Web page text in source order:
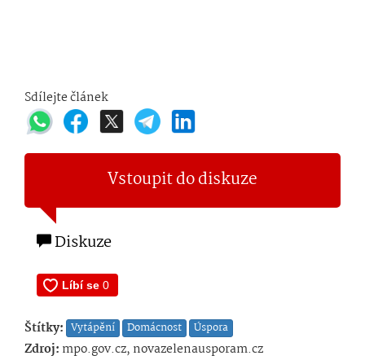
Sdílejte článek
Vstoupit do diskuze
Diskuze
Štítky: Vytápění Domácnost Úspora
Zdroj: mpo.gov.cz, novazelenausporam.cz